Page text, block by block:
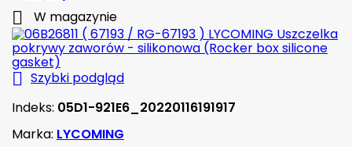
 W magazynie
 Szybki podgląd
Indeks: 05D1-921E6_20220116191917
Marka: LYCOMING